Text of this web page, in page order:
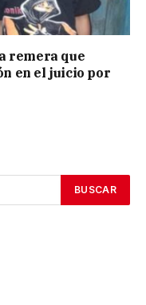
remera que
en el juicio por